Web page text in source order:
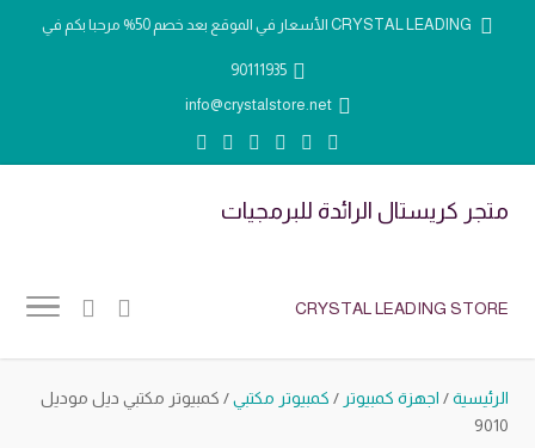
الأسعار في الموقع بعد خصم 50% مرحبا بكم في CRYSTAL LEADING
90111935
info@crystalstore.net
متجر كريستال الرائدة للبرمجيات
CRYSTAL LEADING STORE
الرئيسية/ اجهزة كمبيوتر / كمبيوتر مكتبي/ كمبيوتر مكتبي ديل موديل
9010